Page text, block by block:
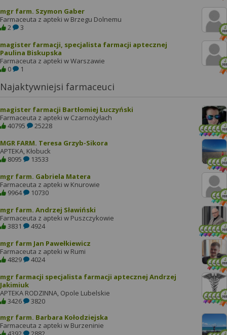
mgr farm. Szymon Gaber
Farmaceuta z apteki w Brzegu Dolnemu
2
3
magister farmacji, specjalista farmacji aptecznej
Paulina Biskupska
Farmaceuta z apteki w Warszawie
0
1
Najaktywniejsi farmaceuci
magister farmacji Bartłomiej Łuczyński
Farmaceuta z apteki w Czarnożyłach
40795
25228
MGR FARM. Teresa Grzyb-Sikora
APTEKA, Kłobuck
8095
13533
mgr farm. Gabriela Matera
Farmaceuta z apteki w Knurowie
9964
10730
mgr farm. Andrzej Sławiński
Farmaceuta z apteki w Puszczykowie
3831
4924
mgr farm Jan Pawełkiewicz
Farmaceuta z apteki w Rumi
4829
4024
mgr farmacji specjalista farmacji aptecznej Andrzej
Jakimiuk
APTEKA RODZINNA, Opole Lubelskie
3426
3820
mgr farm. Barbara Kołodziejska
Farmaceuta z apteki w Burzeninie